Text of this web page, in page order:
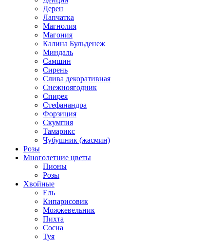
Дерен
Лапчатка
Магнолия
Магония
Калина Бульденеж
Миндаль
Самшин
Сирень
Слива декоративная
Снежноягодник
Спирея
Стефанандра
Форзиция
Скумпия
Тамарикс
Чубушник (жасмин)
Розы
Многолетние цветы
Пионы
Розы
Хвойные
Ель
Кипарисовик
Можжевельник
Пихта
Сосна
Туя